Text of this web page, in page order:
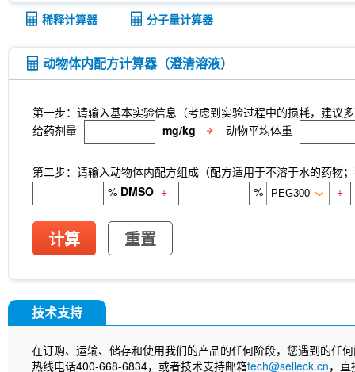
稀释计算器 分子量计算器
动物体内配方计算器（澄清溶液）
第一步：请输入基本实验信息（考虑到实验过程中的损耗，建议
给药剂量
mg/kg 动物平均体重
第二步：请输入动物体内配方组成（配方适用于不溶于水的药物
% DMSO + % +
计算 重置
技术支持
在订购、运输、储存和使用我们的产品的任何阶段，您遇到的任
热线电话400-668-6834，或者技术支持邮箱tech@selleck.cn，